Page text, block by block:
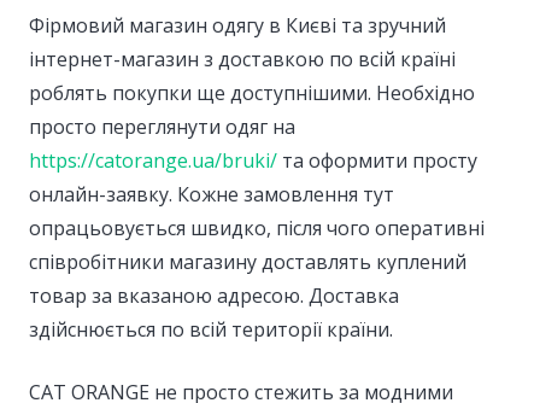
Фірмовий магазин одягу в Києві та зручний
інтернет-магазин з доставкою по всій країні
роблять покупки ще доступнішими. Необхідно
просто переглянути одяг на
https://catorange.ua/bruki/ та оформити просту
онлайн-заявку. Кожне замовлення тут
опрацьовується швидко, після чого оперативні
співробітники магазину доставлять куплений
товар за вказаною адресою. Доставка
здійснюється по всій території країни.
CAT ORANGE не просто стежить за модними